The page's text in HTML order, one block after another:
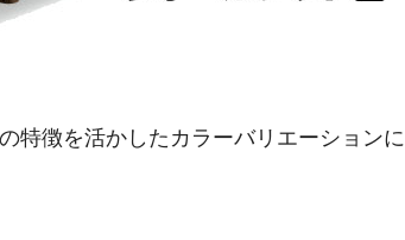
特徴を活かしたカラーバリエーションに